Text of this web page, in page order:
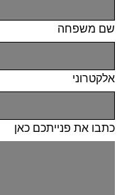
שם משפחה
אלקטרוני
כתבו את פנייתכם כאן